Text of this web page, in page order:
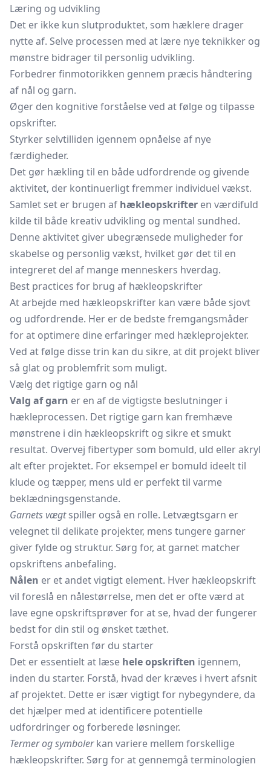
Læring og udvikling
Det er ikke kun slutproduktet, som hæklere drager
nytte af. Selve processen med at lære nye teknikker og
mønstre bidrager til personlig udvikling.
Forbedrer finmotorikken gennem præcis håndtering
af nål og garn.
Øger den kognitive forståelse ved at følge og tilpasse
opskrifter.
Styrker selvtilliden igennem opnåelse af nye
færdigheder.
Det gør hækling til en både udfordrende og givende
aktivitet, der kontinuerligt fremmer individuel vækst.
Samlet set er brugen af hækleopskrifter en værdifuld
kilde til både kreativ udvikling og mental sundhed.
Denne aktivitet giver ubegrænsede muligheder for
skabelse og personlig vækst, hvilket gør det til en
integreret del af mange menneskers hverdag.
Best practices for brug af hækleopskrifter
At arbejde med hækleopskrifter kan være både sjovt
og udfordrende. Her er de bedste fremgangsmåder
for at optimere dine erfaringer med hækleprojekter.
Ved at følge disse trin kan du sikre, at dit projekt bliver
så glat og problemfrit som muligt.
Vælg det rigtige garn og nål
Valg af garn er en af de vigtigste beslutninger i
hækleprocessen. Det rigtige garn kan fremhæve
mønstrene i din hækleopskrift og sikre et smukt
resultat. Overvej fibertyper som bomuld, uld eller akryl
alt efter projektet. For eksempel er bomuld ideelt til
klude og tæpper, mens uld er perfekt til varme
beklædningsgenstande.
Garnets vægtspiller også en rolle. Letvægtsgarn er
velegnet til delikate projekter, mens tungere garner
giver fylde og struktur. Sørg for, at garnet matcher
opskriftens anbefaling.
Nålen er et andet vigtigt element. Hver hækleopskrift
vil foreslå en nålestørrelse, men det er ofte værd at
lave egne opskriftsprøver for at se, hvad der fungerer
bedst for din stil og ønsket tæthet.
Forstå opskriften før du starter
Det er essentielt at læse hele opskriften igennem,
inden du starter. Forstå, hvad der kræves i hvert afsnit
af projektet. Dette er især vigtigt for nybegyndere, da
det hjælper med at identificere potentielle
udfordringer og forberede løsninger.
Termer og symbolerkan variere mellem forskellige
hækleopskrifter. Sørg for at gennemgå terminologien